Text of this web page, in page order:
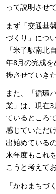
って説明させ
まず「交通基
づくり」につ
「米子駅南北
年8月の完成
捗させていき
また、「循環
業」は、現在3
ているところ
感じていただ
出始めている
来年度もこれ
こうと考えて
「かわまちづ